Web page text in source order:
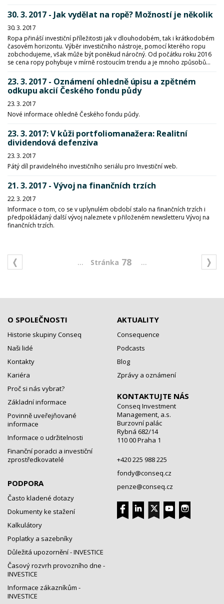
30. 3. 2017 - Jak vydělat na ropě? Možností je několik
30. 3. 2017
Ropa přináší investiční příležitosti jak v dlouhodobém, tak i krátkodobém
časovém horizontu. Výběr investičního nástroje, pomocí kterého ropu
zobchodujeme, však může být poněkud náročný. Od počátku roku 2016
se cena ropy pohybuje v mírně rostoucím trendu a je mnoho způsobů...
23. 3. 2017 - Oznámení ohledně úpisu a zpětném
odkupu akcií Českého fondu půdy
23. 3. 2017
Nové informace ohledně Českého fondu půdy.
23. 3. 2017: V kůži portfoliomanažera: Realitní
dividendová defenziva
23. 3. 2017
Pátý díl pravidelného investičního seriálu pro Investiční web.
21. 3. 2017 - Vývoj na finančních trzích
22. 3. 2017
Informace o tom, co se v uplynulém období stalo na finančních trzích i
předpokládaný další vývoj naleznete v přiloženém newsletteru Vývoj na
finančních trzích.
... 78 ...
O SPOLEČNOSTI
Historie skupiny Conseq
Naši lidé
Kontakty
Kariéra
Proč si nás vybrat?
Základní informace
Povinně uveřejňované
informace
Informace o udržitelnosti
Finanční poradci a investiční
zprostředkovatelé
PODPORA
Často kladené dotazy
Dokumenty ke stažení
Kalkulátory
Poplatky a sazebníky
Důležitá upozornění - INVESTICE
Časový rozvrh provozního dne -
INVESTICE
Informace zákazníkům -
INVESTICE
AKTUALITY
Consequence
Podcasts
Blog
Zprávy a oznámení
KONTAKTUJTE NÁS
Conseq Investment
Management, a.s.
Burzovní palác
Rybná 682/14
110 00 Praha 1
+420 225 988 225
fondy@conseq.cz
penze@conseq.cz